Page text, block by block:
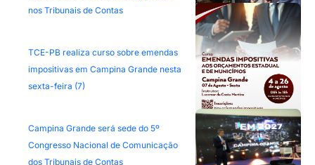
nos Tribunais de Contas
TCE-PB realiza curso sobre emendas
impositivas em Campina Grande nesta
sexta-feira (7)
Campina Grande será sede do 5º
Congresso Nacional de Comunicação
dos Tribunais de Contas